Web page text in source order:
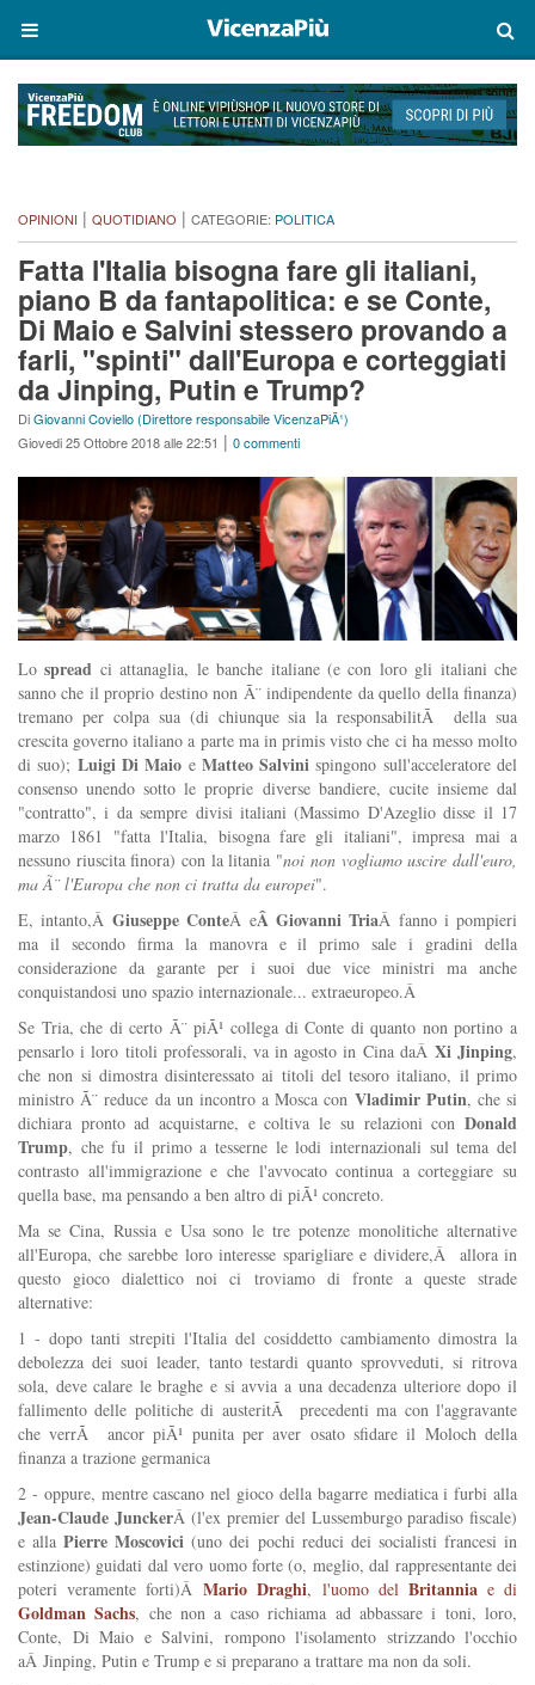
OPINIONI | QUOTIDIANO | CATEGORIE: POLITICA
Fatta l'Italia bisogna fare gli italiani,
piano B da fantapolitica: e se Conte,
Di Maio e Salvini stessero provando a
farli, "spinti" dall'Europa e corteggiati
da Jinping, Putin e Trump?
DiGiovanni Coviello (Direttore responsabile VicenzaPiÃ¹)
Giovedi 25 Ottobre 2018 alle 22:51 | 0 commenti
Lospread ci attanaglia, le banche italiane (e con loro gli italiani che
sanno che il proprio destino non Ã¨ indipendente da quello della finanza)
tremano per colpa sua (di chiunque sia la responsabilitÃ della sua
crescita governo italiano a parte ma in primis visto che ci ha messo molto
di suo); Luigi Di Maio e Matteo Salvini spingono sull'acceleratore del
consenso unendo sotto le proprie diverse bandiere, cucite insieme dal
"contratto", i da sempre divisi italiani (Massimo D'Azeglio disse il 17
marzo 1861 "fatta l'Italia, bisogna fare gli italiani", impresa mai a
nessuno riuscita finora) con la litania "noi non vogliamo uscire dall'euro,
ma Ã¨ l'Europa che non ci tratta da europei".
E, intanto,Â Giuseppe ConteÂ eÂ Giovanni TriaÂ fanno i pompieri
ma il secondo firma la manovra e il primo sale i gradini della
considerazione da garante per i suoi due vice ministri ma anche
conquistandosi uno spazio internazionale... extraeuropeo.Â
Se Tria, che di certo Ã¨ piÃ¹ collega di Conte di quanto non portino a
pensarlo i loro titoli professorali, va in agosto in Cina daÂ Xi Jinping,
che non si dimostra disinteressato ai titoli del tesoro italiano, il primo
ministro Ã¨ reduce da un incontro a Mosca con Vladimir Putin, che si
dichiara pronto ad acquistarne, e coltiva le su relazioni con Donald
Trump, che fu il primo a tesserne le lodi internazionali sul tema del
contrasto all'immigrazione e che l'avvocato continua a corteggiare su
quella base, ma pensando a ben altro di piÃ¹ concreto.
Ma se Cina, Russia e Usa sono le tre potenze monolitiche alternative
all'Europa, che sarebbe loro interesse sparigliare e dividere,Â allora in
questo gioco dialettico noi ci troviamo di fronte a queste strade
alternative:
1 - dopo tanti strepiti l'Italia del cosiddetto cambiamento dimostra la
debolezza dei suoi leader, tanto testardi quanto sprovveduti, si ritrova
sola, deve calare le braghe e si avvia a una decadenza ulteriore dopo il
fallimento delle politiche di austeritÃ precedenti ma con l'aggravante
che verrÃ ancor piÃ¹ punita per aver osato sfidare il Moloch della
finanza a trazione germanica
2 - oppure, mentre cascano nel gioco della bagarre mediatica i furbi alla
Jean-Claude JunckerÂ (l'ex premier del Lussemburgo paradiso fiscale)
e allaPierre Moscovici (uno dei pochi reduci dei socialisti francesi in
estinzione) guidati dal vero uomo forte (o, meglio, dal rappresentante dei
poteri veramente forti)ÂMario Draghi, l'uomo del Britannia e di
Goldman Sachs, che non a caso richiama ad abbassare i toni, loro,
Conte, Di Maio e Salvini, rompono l'isolamento strizzando l'occhio
aÂ Jinping, Putin e Trump e si preparano a trattare ma non da soli.